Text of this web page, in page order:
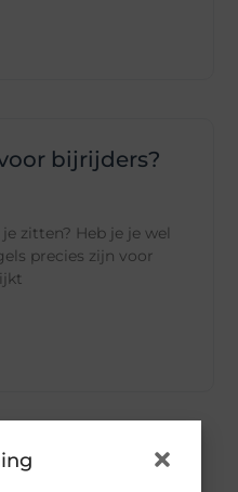
bijrijders?
zitten? Heb je je wel
precies zijn voor